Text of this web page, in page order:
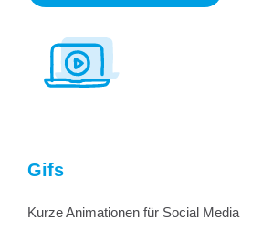
Gifs
Kurze Animationen für Social Media